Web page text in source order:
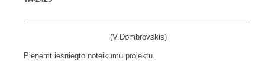
(V.Dombrovskis)
Pieņemt iesniegto noteikumu projektu.